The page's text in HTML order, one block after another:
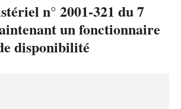
n° 2001-321 du 7
un fonctionnaire
disponibilité